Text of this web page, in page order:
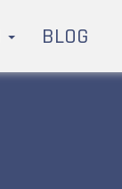
BLOG